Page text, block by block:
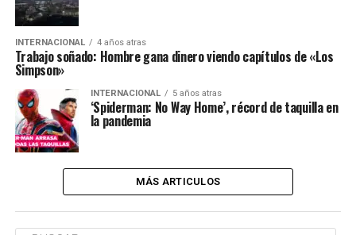
INTERNACIONAL 4 años atras
Trabajo soñado: Hombre gana dinero viendo capítulos de «Los
Simpson»
INTERNACIONAL 5 años atras
‘Spiderman: No Way Home’, récord de taquilla en
la pandemia
MÁS ARTICULOS